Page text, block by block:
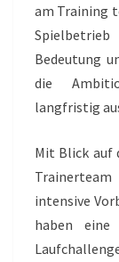
am Training
Bedeutung
die
langfristig
Mit Blick auf
intensive
haben eine